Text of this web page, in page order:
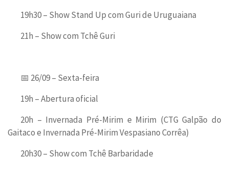
19h30 – Show Stand Up com Guri de Uruguaiana
21h – Show com Tchê Guri
📅 26/09 – Sexta-feira
19h – Abertura oficial
20h – Invernada Pré-Mirim e Mirim (CTG Galpão do
Gaitaco e Invernada Pré-Mirim Vespasiano Corrêa)
20h30 – Show com Tchê Barbaridade